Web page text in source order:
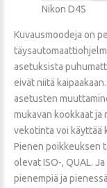
Nikon D4S
Kuvausmoodeja on
asetuksista
eivät niitä
asetusten
mukavan kookkaat ja
vekotinta voi käyttää
Pienen poikkeuksen
olevat ISO-, QUAL.
pienempiä ja